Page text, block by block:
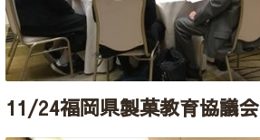
11/24福岡県製菓教育協議会